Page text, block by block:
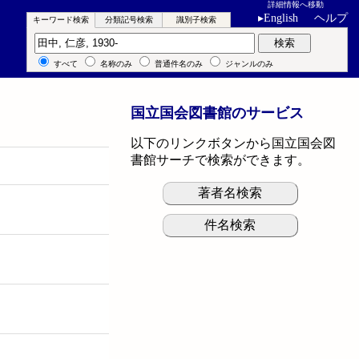
詳細情報へ移動
▸English ヘルプ
キーワード検索 分類記号検索 識別子検索
キーワード検索 検索
すべて 名称のみ 普通件名のみ ジャンルのみ
国立国会図書館のサービス
以下のリンクボタンから国立国会図
書館サーチで検索ができます。
著者名検索
件名検索